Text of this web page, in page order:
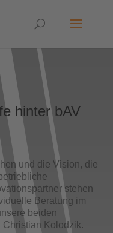
hinter bAV
und die Vision, die
stehen
Beratung im
beiden
Christian Kolodzik.